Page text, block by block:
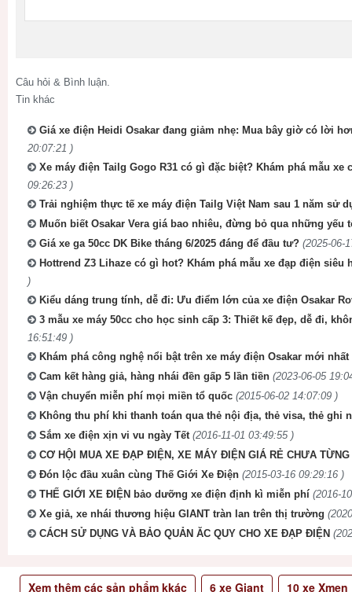
Câu hỏi & Bình luận.
Tin khác
Giá xe điện Heidi Osakar đang giảm nhẹ: Mua bây giờ có lời
20:07:21 )
Xe máy điện Tailg Gogo R31 có gì đặc biệt? Khám phá mẫu xe
09:26:23 )
Trải nghiệm thực tế xe máy điện Tailg Việt Nam sau 1 năm sử
Muốn biết Osakar Vera giá bao nhiêu, đừng bỏ qua những yếu
Giá xe ga 50cc DK Bike tháng 6/2025 đáng để đầu tư? (2025-06-
Hottrend Z3 Lihaze có gì hot? Khám phá mẫu xe đạp điện siêu
)
Kiểu dáng trung tính, dễ đi: Ưu điểm lớn của xe điện Osakar
3 mẫu xe máy 50cc cho học sinh cấp 3: Thiết kế đẹp, dễ đi,
16:51:49 )
Khám phá công nghệ nổi bật trên xe máy điện Osakar mới nhất
Cam kết hàng giả, hàng nhái đền gấp 5 lần tiền (2023-06-05
Vận chuyển miễn phí mọi miền tổ quốc (2015-06-02 14:07:09 )
Không thu phí khi thanh toán qua thẻ nội địa, thẻ visa, thẻ ghi
Sắm xe điện xịn vi vu ngày Tết (2016-11-01 03:49:55 )
CƠ HỘI MUA XE ĐẠP ĐIỆN, XE MÁY ĐIỆN GIÁ RẺ CHƯA TỪNG
Đón lộc đầu xuân cùng Thế Giới Xe Điện (2015-03-16 09:29:16 )
THẾ GIỚI XE ĐIỆN bảo dưỡng xe điện định kì miễn phí (2016-
Xe giả, xe nhái thương hiệu GIANT tràn lan trên thị trường
CÁCH SỬ DỤNG VÀ BẢO QUẢN ĂC QUY CHO XE ĐẠP ĐIỆN
Xem thêm các sản phẩm kkác 6xe Giant 10xe Xmen